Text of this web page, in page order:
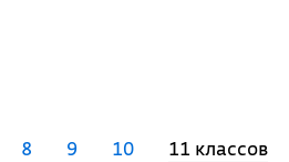
8 9 10 11 классов